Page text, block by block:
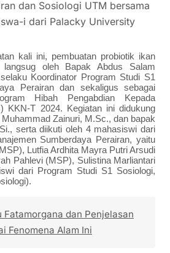
dan Sosiologi UTM bersama
i dari Palacky University
kali ini, pembuatan probiotik ikan
langsug oleh Bapak Abdus Salam
Koordinator Program Studi S1
Perairan dan sekaligus sebagai
Hibah Pengabdian Kepada
KKN-T 2024. Kegiatan ini didukung
Zainuri, M.Sc., dan bapak
serta diikuti oleh 4 mahasiswi dari
Sumberdaya Perairan, yaitu
Lutfia Ardhita Mayra Putri Arsudi
Pahlevi (MSP), Sulistina Marliantari
dari Program Studi S1 Sosiologi,
Fatamorgana dan Penjelasan
Fenomena Alam Ini